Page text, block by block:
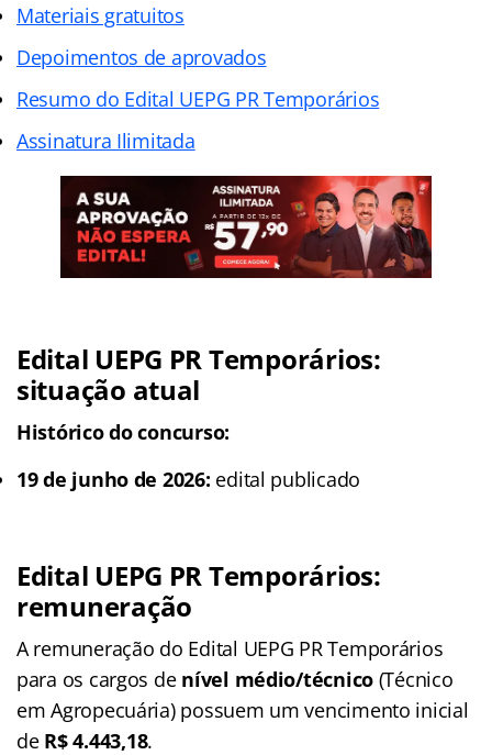
Materiais gratuitos
Depoimentos de aprovados
Resumo do Edital UEPG PR Temporários
Assinatura Ilimitada
Edital UEPG PR Temporários:
situação atual
Histórico do concurso:
19 de junho de 2026: edital publicado
Edital UEPG PR Temporários:
remuneração
A remuneração do Edital UEPG PR Temporários
para os cargos de nível médio/técnico (Técnico
em Agropecuária) possuem um vencimento inicial
de R$ 4.443,18.